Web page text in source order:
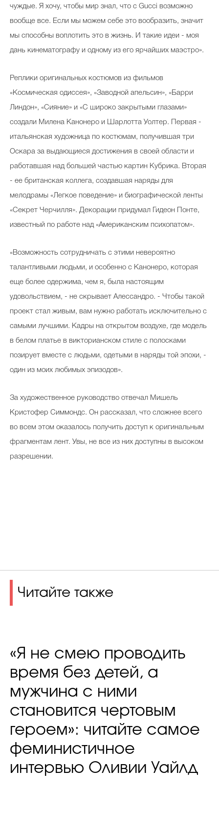
чуждые. Я хочу, чтобы мир знал, что с Gucci возможно
вообще все. Если мы можем себе это вообразить, значит
мы способны воплотить это в жизнь. И такие идеи - моя
дань кинематографу и одному из его ярчайших маэстро».
Реплики оригинальных костюмов из фильмов
«Космическая одиссея», «Заводной апельсин», «Барри
Линдон», «Сияние» и «С широко закрытыми глазами»
создали Милена Канонеро и Шарлотта Уолтер. Первая -
итальянская художница по костюмам, получившая три
Оскара за выдающиеся достижения в своей области и
работавшая над большей частью картин Кубрика. Вторая
- ее британская коллега, создавшая наряды для
мелодрамы «Легкое поведение» и биографической ленты
«Секрет Черчилля». Декорации придумал Гидеон Понте,
известный по работе над «Американским психопатом».
«Возможность сотрудничать с этими невероятно
талантливыми людьми, и особенно с Канонеро, которая
еще более одержима, чем я, была настоящим
удовольствием, - не скрывает Алессандро. - Чтобы такой
проект стал живым, вам нужно работать исключительно с
самыми лучшими. Кадры на открытом воздухе, где модель
в белом платье в викторианском стиле с полосками
позирует вместе с людьми, одетыми в наряды той эпохи, -
один из моих любимых эпизодов».
За художественное руководство отвечал Мишель
Кристофер Симмондс. Он рассказал, что сложнее всего
во всем этом оказалось получить доступ к оригинальным
фрагментам лент. Увы, не все из них доступны в высоком
разрешении.
Читайте также
«Я не смею проводить
время без детей, а
мужчина с ними
становится чертовым
героем»: читайте самое
феминистичное
интервью Оливии Уайлд